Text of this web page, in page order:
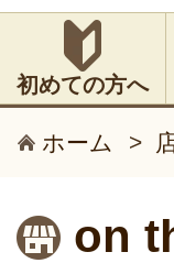
初めての方へ
ホーム >
on